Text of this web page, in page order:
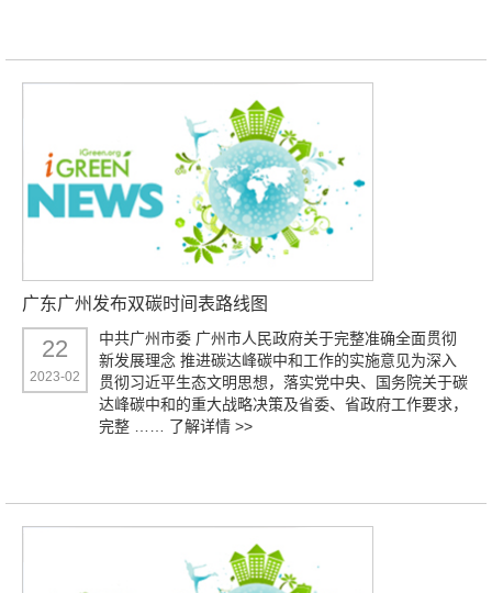
广东广州发布双碳时间表路线图
22
2023-02
中共广州市委 广州市人民政府关于完整准确全面贯彻
新发展理念 推进碳达峰碳中和工作的实施意见为深入
贯彻习近平生态文明思想，落实党中央、国务院关于碳
达峰碳中和的重大战略决策及省委、省政府工作要求，
完整 …… 了解详情 >>